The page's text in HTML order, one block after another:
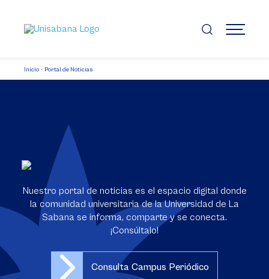
contenido
principal
MENÚ
Inicio Portal de Noticias
Nuestro portal de noticias es el espacio digital donde
la comunidad universitaria de la Universidad de La
Sabana se informa, comparte y se conecta.
¡Consúltalo!
Consulta Campus Periódico